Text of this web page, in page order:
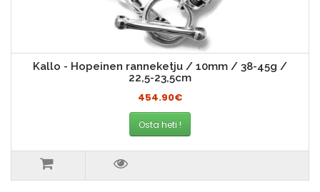
Kallo - Hopeinen ranneketju / 10mm / 38-45g /
22,5-23,5cm
454.90€
Osta heti !